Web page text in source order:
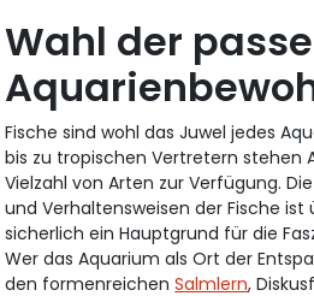
Wahl der
Fische sind wohl das Juwel jedes
bis zu tropischen Vertretern stehen
Vielzahl von Arten zur Verfügung.
und Verhaltensweisen der Fische
sicherlich ein Hauptgrund für die
Wer das Aquarium als Ort der
den formenreichenSalmlern,